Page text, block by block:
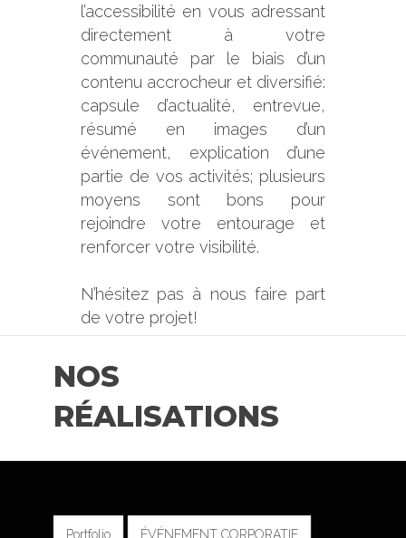
l’accessibilité en vous adressant
directement à votre
communauté par le biais d’un
contenu accrocheur et diversifié:
capsule d’actualité, entrevue,
résumé en images d’un
événement, explication d’une
partie de vos activités; plusieurs
moyens sont bons pour
rejoindre votre entourage et
renforcer votre visibilité.
N’hésitez pas à nous faire part
de votre projet!
NOS
RÉALISATIONS
Portfolio ÉVÉNEMENT CORPORATIF